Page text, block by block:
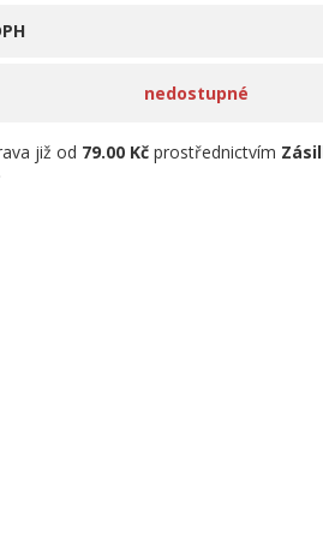
nedostupné
již od 79.00 Kč prostřednictvím